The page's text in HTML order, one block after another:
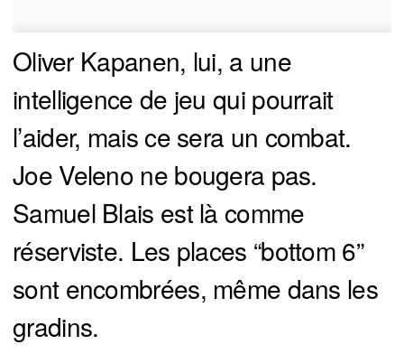
Oliver Kapanen, lui, a une
intelligence de jeu qui pourrait
l’aider, mais ce sera un combat.
Joe Veleno ne bougera pas.
Samuel Blais est là comme
réserviste. Les places “bottom 6”
sont encombrées, même dans les
gradins.